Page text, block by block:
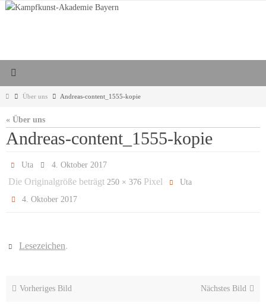
Zum
StartÜber uns Andreas-content_1555-kopie
« Über uns
Andreas-content_1555-kopie
Uta 4. Oktober 2017
Die Originalgröße beträgt 250 × 376 Pixel
Uta
4. Oktober 2017
Lesezeichen.
Vorheriges Bild Nächstes Bild